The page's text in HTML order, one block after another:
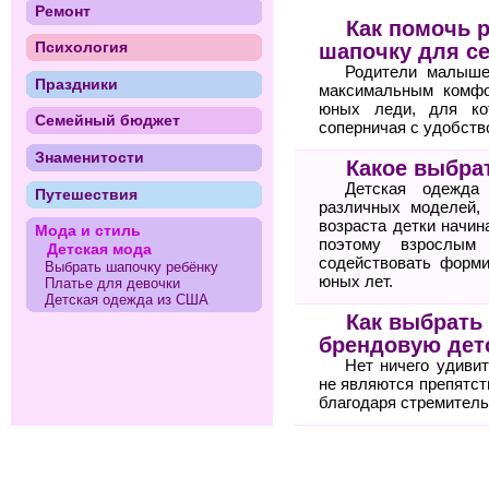
Как помочь
шапочку для
Родители
максимальным
юных леди, для
соперничая с
Какое
Детская
различных
возраста детки
поэтому
содействовать
юных лет.
Как выбрать
брендовую
Нет ничего
не являются
благодаря
Ремонт
Психология
Праздники
Семейный бюджет
Знаменитости
Путешествия
Мода и стиль
Детская мода
Выбрать шапочку ребёнку
Платье для девочки
Детская одежда из США